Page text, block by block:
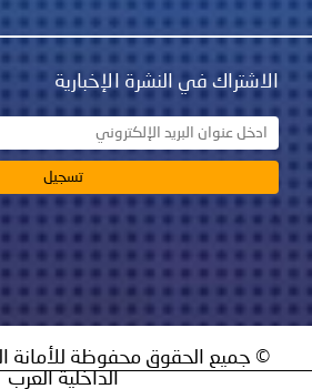
الاشتراك في النشرة الإخبارية
© جميع الحقوق محفوظة للأمانة
الداخلية العرب